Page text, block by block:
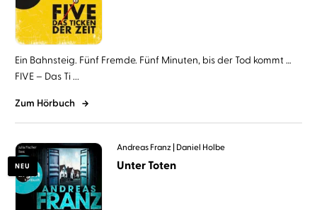
Ein Bahnsteig. Fünf Fremde. Fünf Minuten, bis der Tod kommt …
FIVE – Das Ti ...
Zum Hörbuch
NEU
Andreas Franz Daniel Holbe
Unter Toten